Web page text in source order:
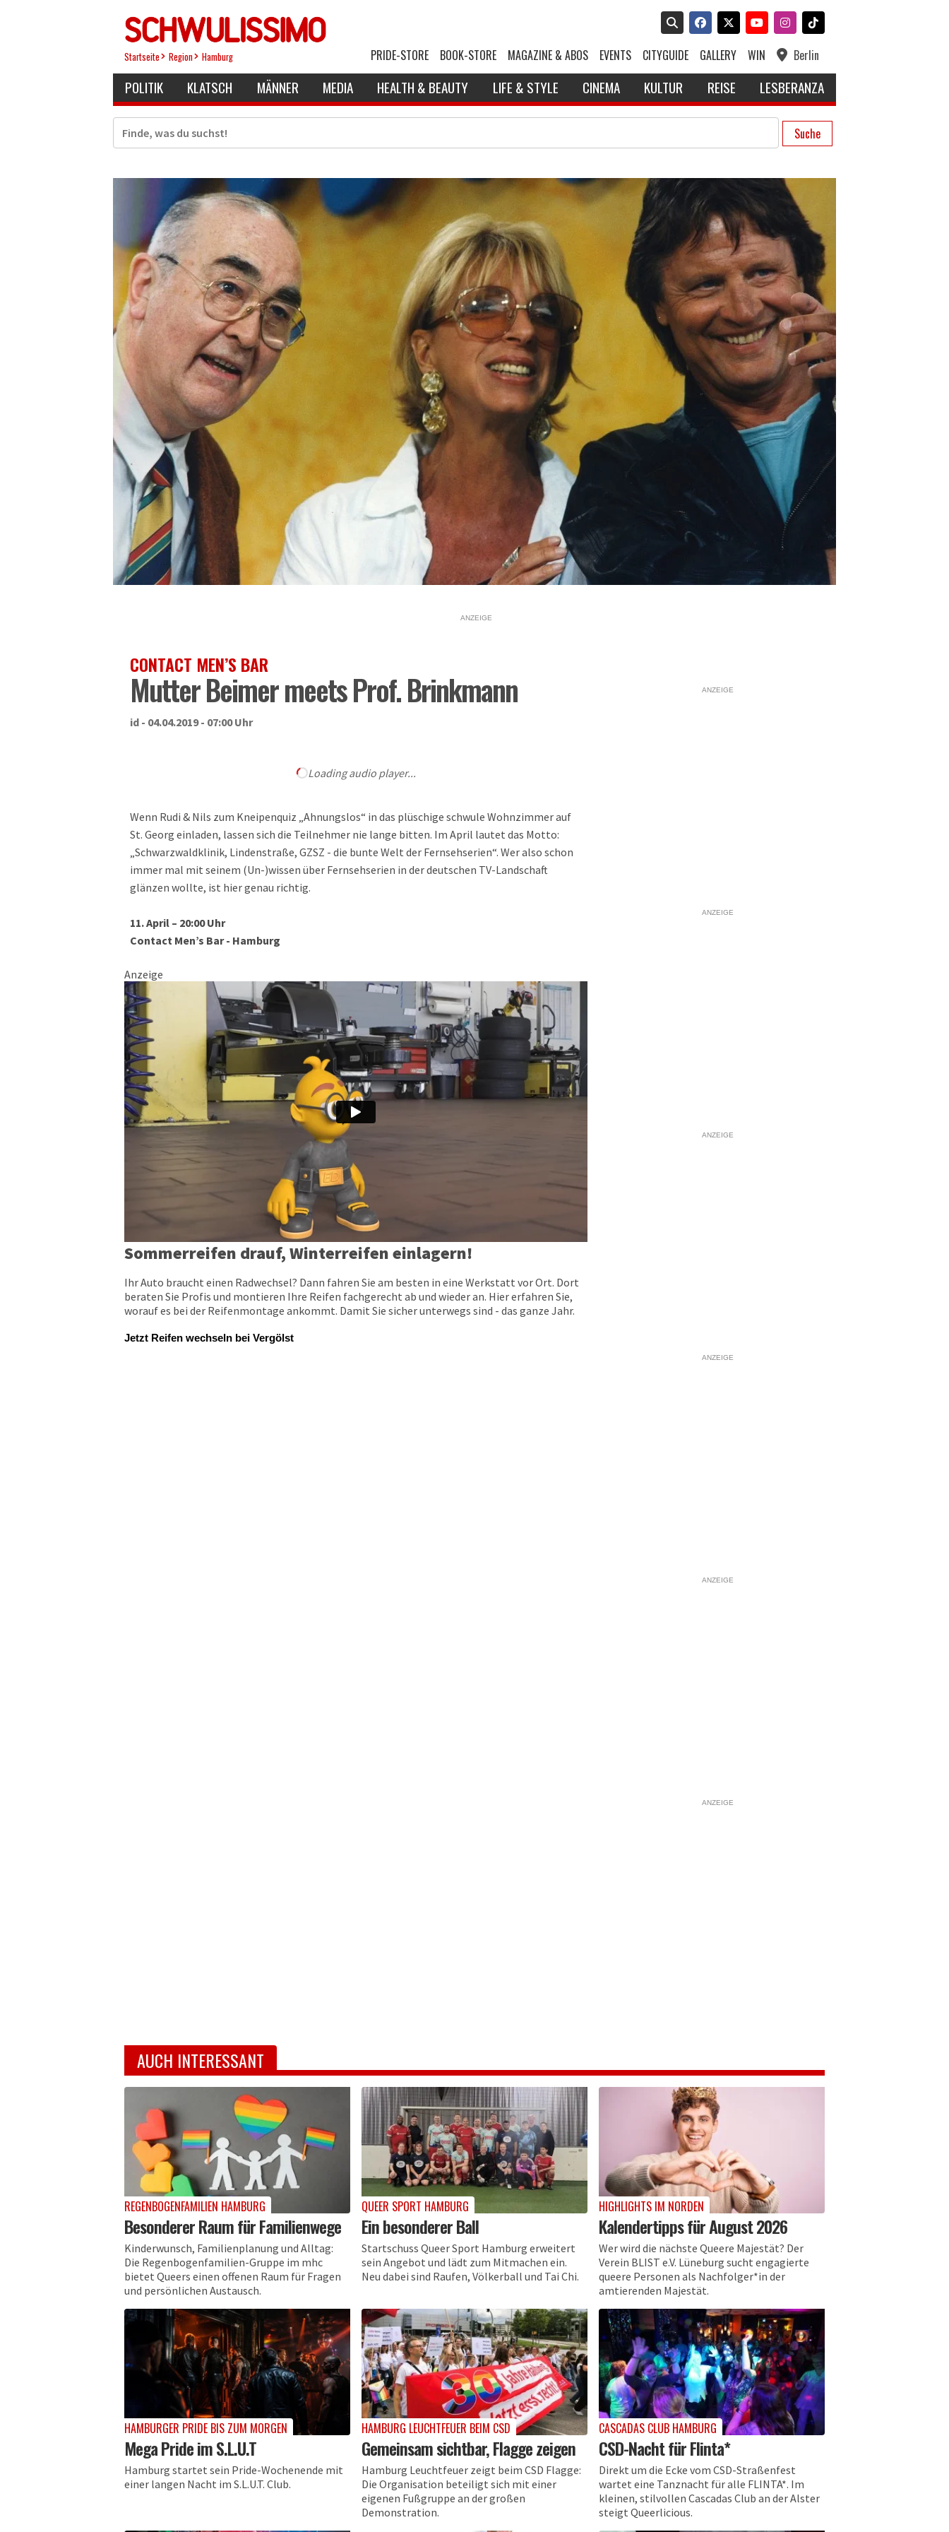
Startseite Region Hamburg PRIDE-STORE BOOK-STORE MAGAZINE & ABOS EVENTS CITYGUIDE GALLERY WIN Berlin
POLITIK KLATSCH MÄNNER MEDIA HEALTH & BEAUTY LIFE & STYLE CINEMA KULTUR REISE LESBERANZA
Suche
ANZEIGE
CONTACT MEN’S BAR
Mutter Beimer meets Prof. Brinkmann
id - 04.04.2019 - 07:00 Uhr
Loading audio player...
Wenn Rudi & Nils zum Kneipenquiz „Ahnungslos“ in das plüschige schwule Wohnzimmer auf
St. Georg einladen, lassen sich die Teilnehmer nie lange bitten. Im April lautet das Motto:
„Schwarzwaldklinik, Lindenstraße, GZSZ - die bunte Welt der Fernsehserien“. Wer also schon
immer mal mit seinem (Un-)wissen über Fernsehserien in der deutschen TV-Landschaft
glänzen wollte, ist hier genau richtig.
11. April – 20:00 Uhr
Contact Men’s Bar - Hamburg
Anzeige
Sommerreifen drauf, Winterreifen einlagern!
Ihr Auto braucht einen Radwechsel? Dann fahren Sie am besten in eine Werkstatt vor Ort. Dort
beraten Sie Profis und montieren Ihre Reifen fachgerecht ab und wieder an. Hier erfahren Sie,
worauf es bei der Reifenmontage ankommt. Damit Sie sicher unterwegs sind - das ganze Jahr.
Jetzt Reifen wechseln bei Vergölst
ANZEIGE
ANZEIGE
ANZEIGE
ANZEIGE
ANZEIGE
ANZEIGE
AUCH INTERESSANT
REGENBOGENFAMILIEN HAMBURG
Besonderer Raum für Familienwege
Kinderwunsch, Familienplanung und Alltag:
Die Regenbogenfamilien-Gruppe im mhc
bietet Queers einen offenen Raum für Fragen
und persönlichen Austausch.
QUEER SPORT HAMBURG
Ein besonderer Ball
Startschuss Queer Sport Hamburg erweitert
sein Angebot und lädt zum Mitmachen ein.
Neu dabei sind Raufen, Völkerball und Tai Chi.
HIGHLIGHTS IM NORDEN
Kalendertipps für August 2026
Wer wird die nächste Queere Majestät? Der
Verein BLIST e.V. Lüneburg sucht engagierte
queere Personen als Nachfolger*in der
amtierenden Majestät.
HAMBURGER PRIDE BIS ZUM MORGEN
Mega Pride im S.L.U.T
Hamburg startet sein Pride-Wochenende mit
einer langen Nacht im S.L.U.T. Club.
HAMBURG LEUCHTFEUER BEIM CSD
Gemeinsam sichtbar, Flagge zeigen
Hamburg Leuchtfeuer zeigt beim CSD Flagge:
Die Organisation beteiligt sich mit einer
eigenen Fußgruppe an der großen
Demonstration.
CASCADAS CLUB HAMBURG
CSD-Nacht für Flinta*
Direkt um die Ecke vom CSD-Straßenfest
wartet eine Tanznacht für alle FLINTA*. Im
kleinen, stilvollen Cascadas Club an der Alster
steigt Queerlicious.